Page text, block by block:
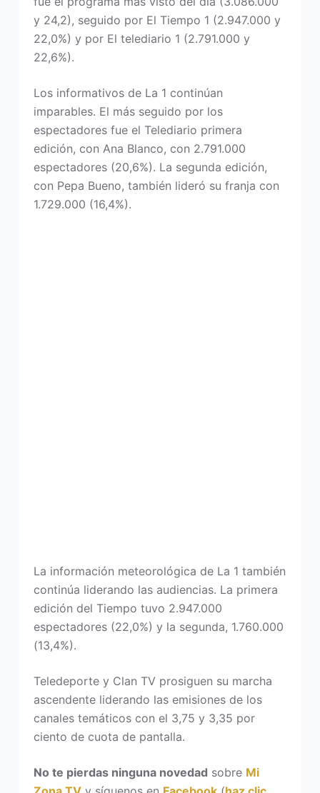
y 24,2), seguido por El Tiempo 1 (2.947.000 y
22,0%) y por El telediario 1 (2.791.000 y
22,6%).
Los informativos de La 1 continúan
imparables. El más seguido por los
espectadores fue el Telediario primera
edición, con Ana Blanco, con 2.791.000
espectadores (20,6%). La segunda edición,
con Pepa Bueno, también lideró su franja con
1.729.000 (16,4%).
La información meteorológica de La 1 también
continúa liderando las audiencias. La primera
edición del Tiempo tuvo 2.947.000
espectadores (22,0%) y la segunda, 1.760.000
(13,4%).
Teledeporte y Clan TV prosiguen su marcha
ascendente liderando las emisiones de los
canales temáticos con el 3,75 y 3,35 por
ciento de cuota de pantalla.
No te pierdas ninguna novedad sobre Mi